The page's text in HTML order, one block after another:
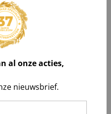
excl. btw; BE ≥ €1.500
één afleveradres.
: neem
met ons op.
ga naar bestellen en uw
al onze acties,
nieuwsbrief.